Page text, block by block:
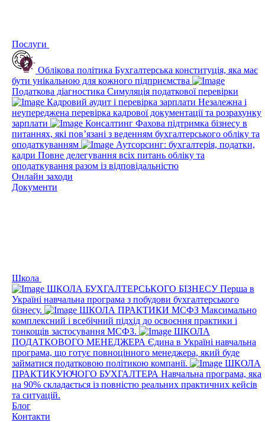
Послуги
Облікова політика Бухгалтерська конституція, яка має
бути унікальною для кожного підприємства
Податкова діагностика Симуляція податкової перевірки
Кадровий аудит і перевірка зарплати Незалежна і
неупереджена перевірка кадрової документації та розрахунку
зарплати
Консалтинг Фахова підтримка бізнесу в
питаннях, які пов’язані з веденням бухгалтерського обліку та
оподаткуванням
Аутсорсинг: бухгалтерія, податки,
кадри Повне делегування всіх питань обліку та
оподаткування разом із відповідальністю
Онлайн заходи
Документи
Школа
ШКОЛА БУХГАЛТЕРСЬКОГО БІЗНЕСУПерша в
Україні навчальна програма з побудови бухгалтерського
бізнесу.
ШКОЛА ПРАКТИКИ МСФЗ Максимально
комплексний і всебічний підхід до освоєння практики і
тонкощів застосування МСФЗ.
ШКОЛА
ПОДАТКОВОГО МЕНЕДЖЕРА Єдина в Україні навчальна
програма, що готує повноцінного менеджера, який буде
займатися податковою політикою компанії.
ШКОЛА
ПРАКТИКУЮЧОГО БУХГАЛТЕРА Навчальна програма, яка
на 90% складається із повністю реальних практичних кейсів
та ситуацій.
Блог
Контакти